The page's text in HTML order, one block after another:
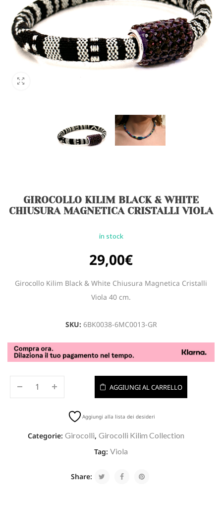
GIROCOLLO KILIM BLACK & WHITE
CHIUSURA MAGNETICA CRISTALLI VIOLA
in stock
29,00€
Girocollo Kilim Black & White Chiusura Magnetica Cristalli
Viola 40 cm.
SKU: 6BK0038-6MC0013-GR
AGGIUNGI AL CARRELLO
Aggiungi alla lista dei desideri
Categorie: Girocolli, Girocolli Kilim Collection
Tag: Viola
Share: